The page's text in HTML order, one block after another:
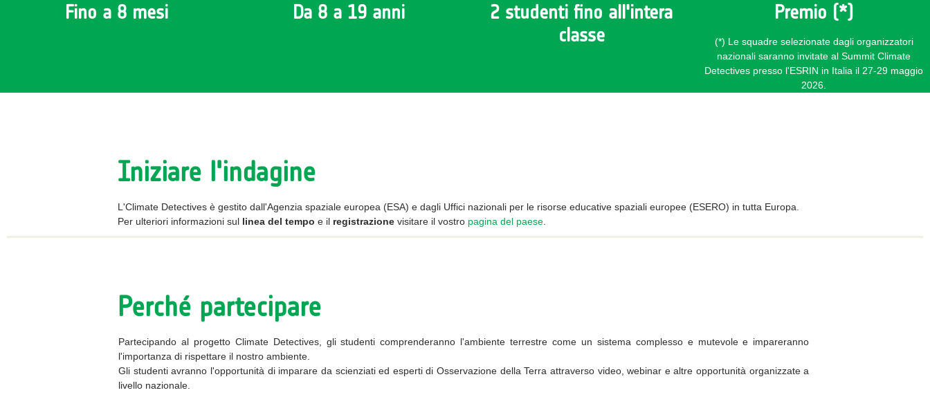
Fino a 8 mesi Da 8 a 19 anni
2 studenti fino all'intera
classe
Premio (*)
(*) Le squadre selezionate dagli organizzatori
nazionali saranno invitate al Summit Climate
Detectives presso l'ESRIN in Italia il 27-29 maggio
2026.
Iniziare l'indagine
L'Climate Detectives è gestito dall'Agenzia spaziale europea (ESA) e dagli Uffici nazionali per le risorse educative spaziali europee (ESERO) in tutta Europa.
Per ulteriori informazioni sul linea del tempo e il registrazione visitare il vostro pagina del paese
Perché partecipare
Partecipando al progetto Climate Detectives, gli studenti comprenderanno l'ambiente terrestre come un sistema complesso e mutevole e impareranno
l'importanza di rispettare il nostro ambiente.
Gli studenti avranno l'opportunità di imparare da scienziati ed esperti di Osservazione della Terra attraverso video, webinar e altre opportunità organizzate a
livello nazionale.